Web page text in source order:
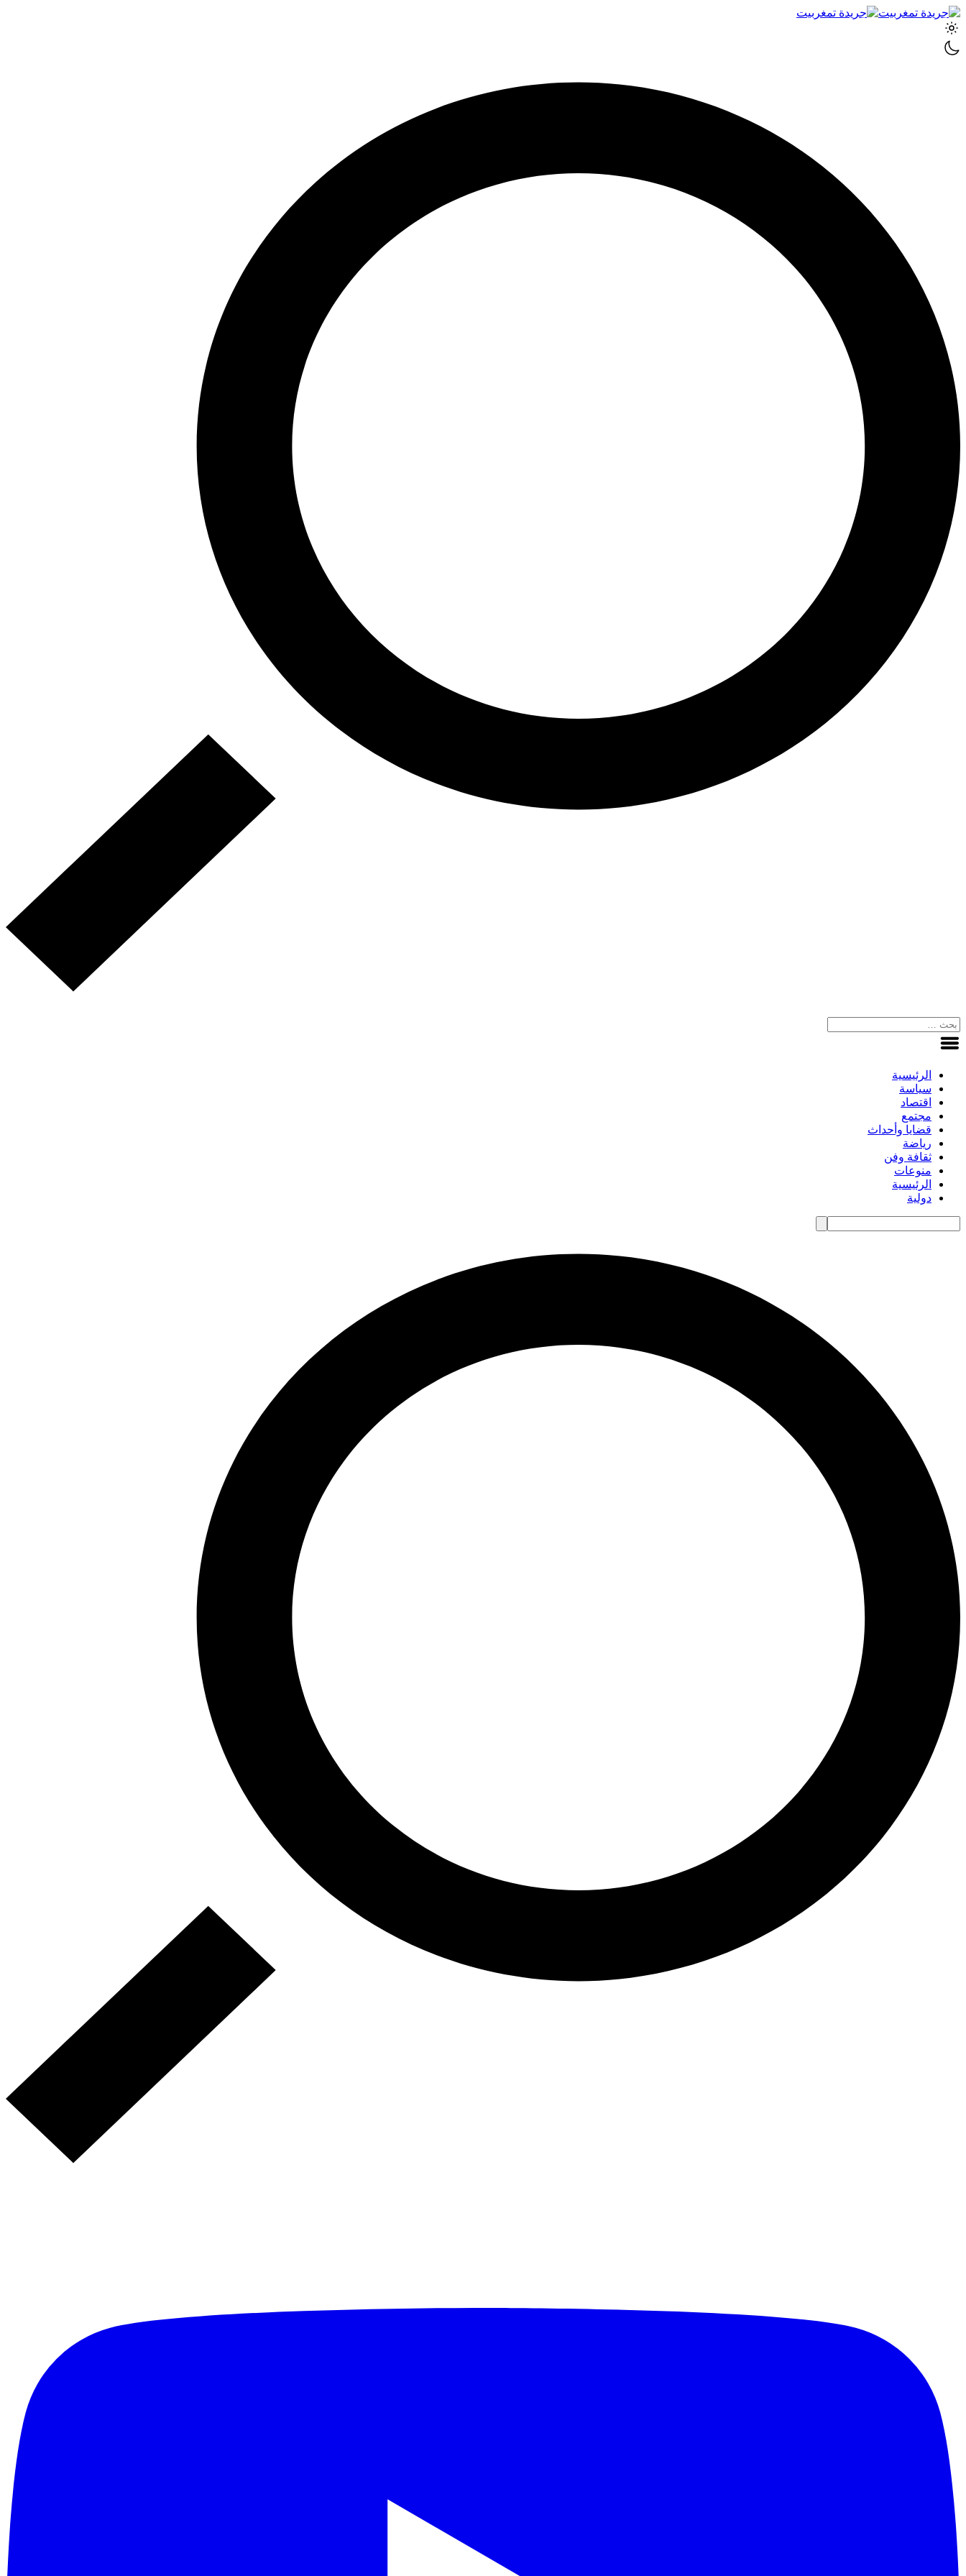
الرئيسية
سياسة
اقتصاد
مجتمع
قضايا وأحداث
رياضة
ثقافة وفن
منوعات
الرئيسية
دولية